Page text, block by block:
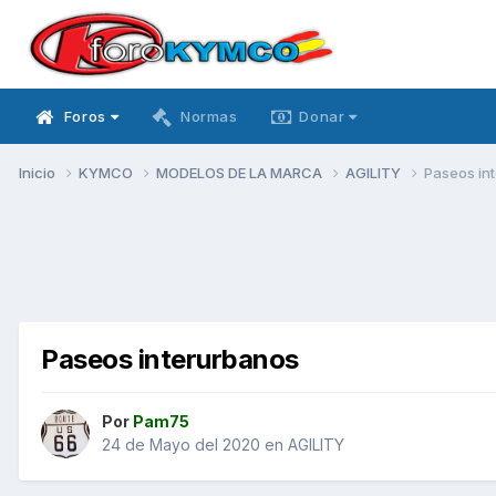
Foros Normas Donar
Inicio KYMCO MODELOS DE LA MARCA AGILITY Paseos
Paseos interurbanos
Por Pam75
24 de Mayo del 2020 en AGILITY